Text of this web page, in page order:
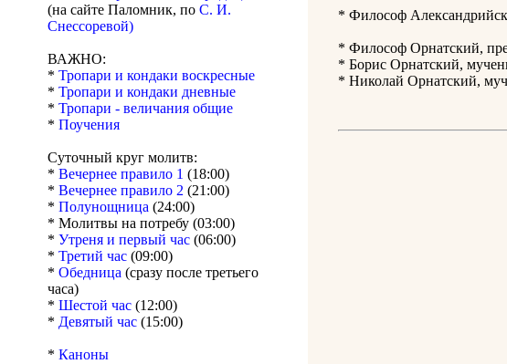
(на сайте Паломник, по С. И.
Снессоревой)
ВАЖНО:
* Тропари и кондаки воскресные
* Тропари и кондаки дневные
* Тропари - величания общие
* Поучения
Суточный круг молитв:
* Вечернее правило 1 (18:00)
* Вечернее правило 2 (21:00)
* Полунощница (24:00)
* Молитвы на потребу (03:00)
* Утреня и первый час (06:00)
* Третий час (09:00)
* Обедница (сразу после третьего
часа)
* Шестой час (12:00)
* Девятый час (15:00)
* Каноны
* Философ
* Философ Орнатский,
* Борис Орнатский,
* Николай Орнатский,